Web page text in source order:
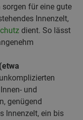
für eine gute
Innenzelt,
dient. So lässt
und
genügend
Innenzelt, ein bis